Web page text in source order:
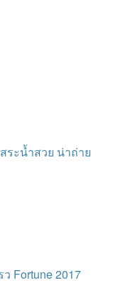
ระน้ำสวย น่าถ่าย
Fortune 2017